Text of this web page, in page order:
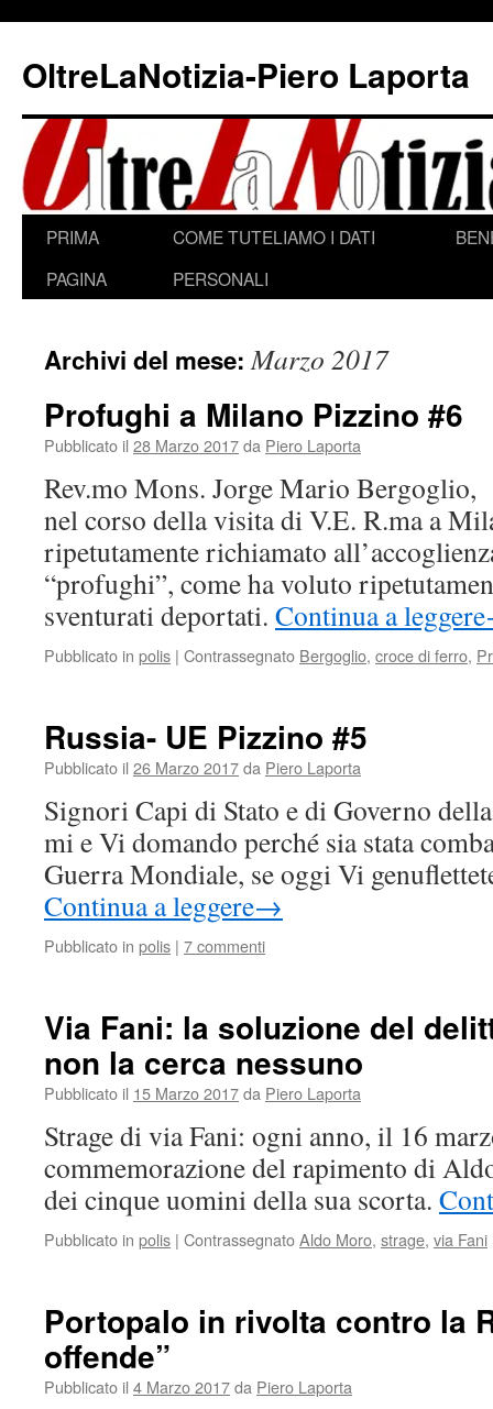
contenuto
OltreLaNotizia-Piero Laporta
PRIMA
PAGINA
COME TUTELIAMO I DATI
PERSONALI
Archivi del mese:Marzo 2017
Profughi a Milano Pizzino #6
Pubblicato il 28 Marzo 2017da Piero Laporta
Rev.mo Mons. Jorge Mario Bergoglio,
nel corso della visita di V.E. R.ma a
ripetutamente richiamato
“profughi”, come ha voluto
sventurati deportati. Continua a leggere
Pubblicato in polis | Contrassegnato Bergoglio, croce di ferro,
Russia- UE Pizzino #5
Pubblicato il 26 Marzo 2017da Piero Laporta
Signori Capi di Stato e di Governo
mi e Vi domando perché sia stata
Guerra Mondiale, se oggi Vi
Continua a leggere→
Pubblicato in polis | 7 commenti
Via Fani: la soluzione del
non la cerca nessuno
Pubblicato il 15 Marzo 2017da Piero Laporta
Strage di via Fani: ogni anno, il 16
commemorazione del rapimento di
dei cinque uomini della sua scorta.
Pubblicato in polis | ContrassegnatoAldo Moro, strage, via Fani
Portopalo in rivolta contro la
offende”
Pubblicato il 4 Marzo 2017da Piero Laporta